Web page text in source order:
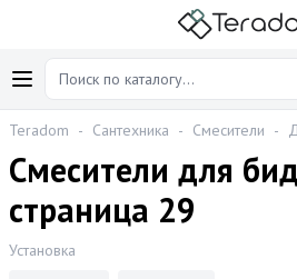
Teradom - Сантехника - Смесители -
Смесители для
страница 29
Установка